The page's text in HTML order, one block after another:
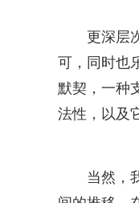
更深层
可，同时也
默契，一种
法性，以及
当然，